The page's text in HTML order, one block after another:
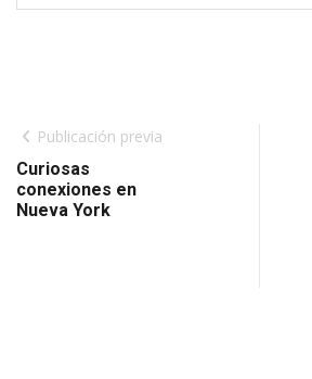
Publicación previa
Curiosas
conexiones en
Nueva York